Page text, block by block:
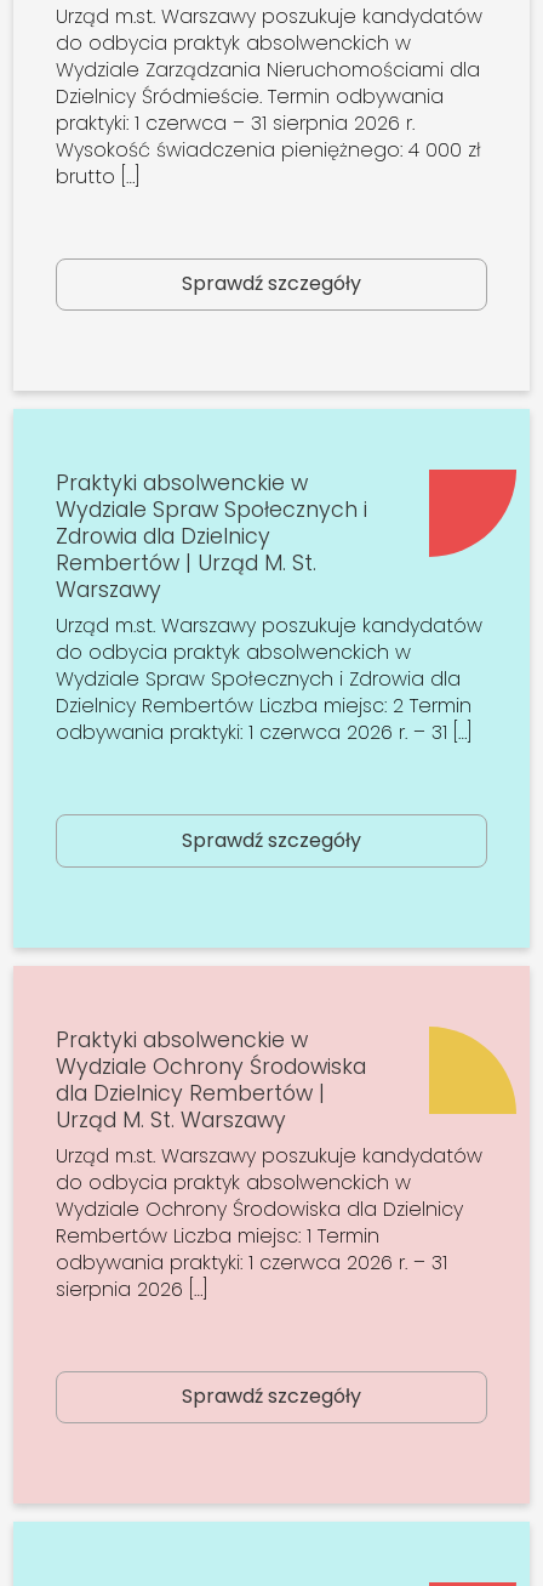
Urząd m.st. Warszawy poszukuje kandydatów
do odbycia praktyk absolwenckich w
Wydziale Zarządzania Nieruchomościami dla
Dzielnicy Śródmieście. Termin odbywania
praktyki: 1 czerwca – 31 sierpnia 2026 r.
Wysokość świadczenia pieniężnego: 4 000 zł
brutto […]
Sprawdź szczegóły
Praktyki absolwenckie w
Wydziale Spraw Społecznych i
Zdrowia dla Dzielnicy
Rembertów | Urząd M. St.
Warszawy
Urząd m.st. Warszawy poszukuje kandydatów
do odbycia praktyk absolwenckich w
Wydziale Spraw Społecznych i Zdrowia dla
Dzielnicy Rembertów Liczba miejsc: 2 Termin
odbywania praktyki: 1 czerwca 2026 r. – 31 […]
Sprawdź szczegóły
Praktyki absolwenckie w
Wydziale Ochrony Środowiska
dla Dzielnicy Rembertów |
Urząd M. St. Warszawy
Urząd m.st. Warszawy poszukuje kandydatów
do odbycia praktyk absolwenckich w
Wydziale Ochrony Środowiska dla Dzielnicy
Rembertów Liczba miejsc: 1 Termin
odbywania praktyki: 1 czerwca 2026 r. – 31
sierpnia 2026 […]
Sprawdź szczegóły